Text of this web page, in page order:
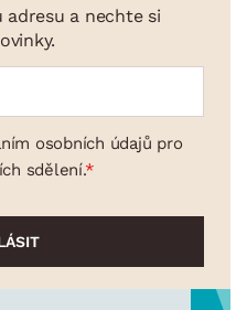
a nechte si
osobních údajů pro
sdělení.